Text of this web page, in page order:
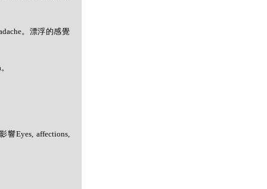
。漂浮的感覺
響Eyes, affections,